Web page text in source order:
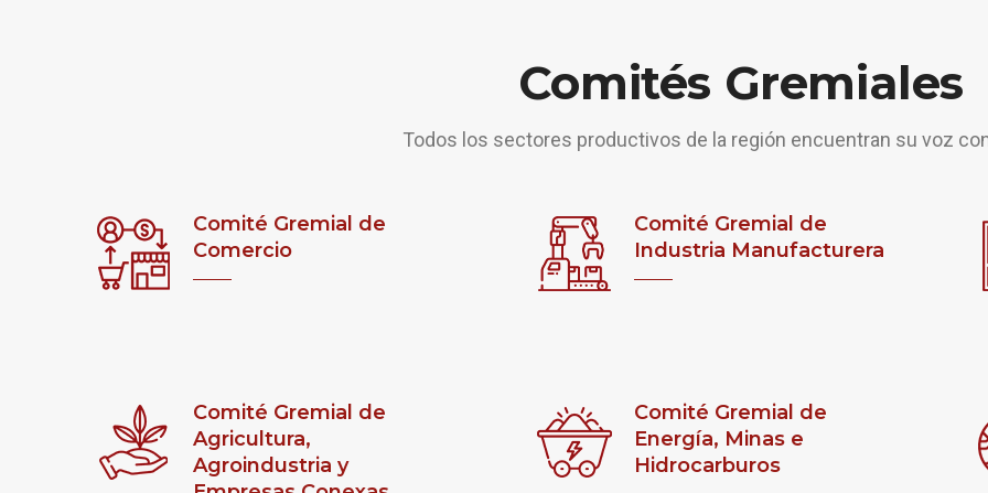
Comités Gremiales
Todos los sectores productivos de la región encuentran su voz
Comité Gremial de
Comercio
Comité Gremial de
Industria Manufacturera
Comité Gremial de
Agricultura,
Agroindustria y
Comité Gremial de
Energía, Minas e
Hidrocarburos